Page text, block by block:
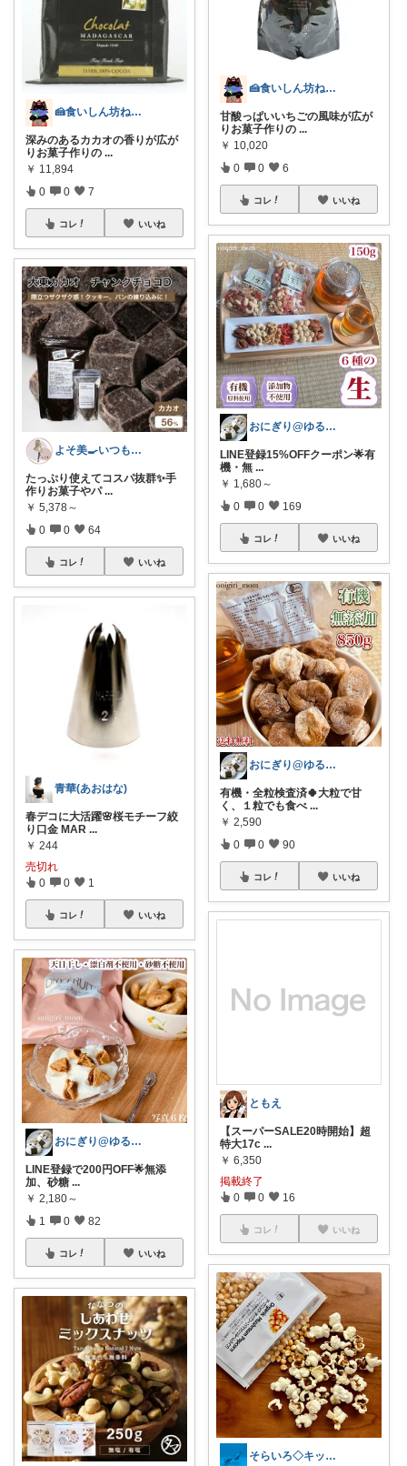
🍰食いしん坊ねっこ🍩毎日タロット占い
深みのあるカカオの香りが広が
りお菓子作りの ...
￥ 11,894
0 0 7
コレ いいね
よそ美🍳いつも感謝です💓
たっぷり使えてコスパ抜群✨手
作りお菓子やパ ...
￥ 5,378～
0 0 64
コレ いいね
青華(あおはな)
春デコに大活躍🌸桜モチーフ絞
り口金 MAR ...
￥ 244
売切れ
0 0 1
コレ いいね
おにぎり@ゆる無添加🍀４歳娘の療育ママ
LINE登録で200円OFF🌟無添
加、砂糖 ...
￥ 2,180～
1 0 82
コレ いいね
🍰食いしん坊ねっこ🍩毎日タロット占い
甘酸っぱいいちごの風味が広が
りお菓子作りの ...
￥ 10,020
0 0 6
コレ いいね
おにぎり@ゆる無添加🍀４歳娘の療育ママ
LINE登録15%OFFクーポン🌟有
機・無 ...
￥ 1,680～
0 0 169
コレ いいね
おにぎり@ゆる無添加🍀４歳娘の療育ママ
有機・全粒検査済🍀大粒で甘
く、１粒でも食べ ...
￥ 2,590
0 0 90
コレ いいね
ともえ
【スーパーSALE20時開始】超
特大17c ...
￥ 6,350
掲載終了
0 0 16
コレ いいね
そらいろ◇キッチン・雑貨・インテリア・本